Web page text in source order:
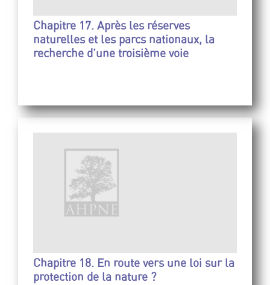
Chapitre 17. Après les réserves
naturelles et les parcs nationaux, la
recherche d’une troisième voie
Chapitre 18. En route vers une loi sur la
protection de la nature ?